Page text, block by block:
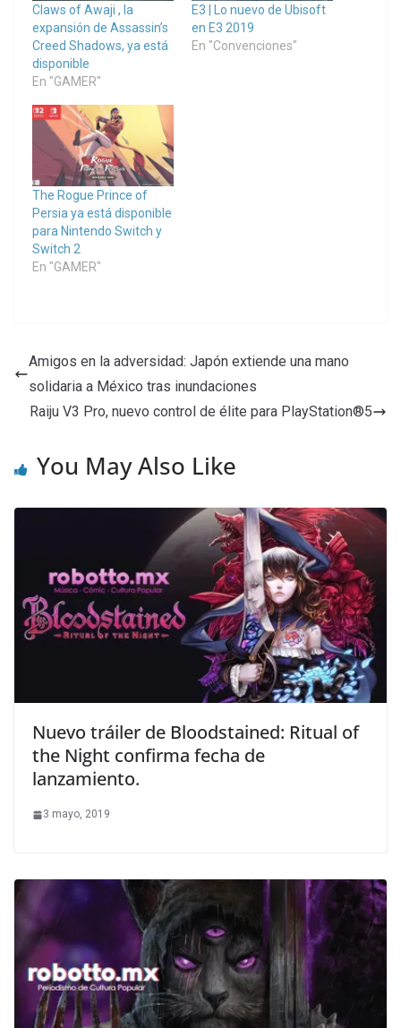
Claws of Awaji , la
expansión de Assassin’s
Creed Shadows, ya está
disponible
En "GAMER"
E3 | Lo nuevo de Ubisoft
en E3 2019
En "Convenciones"
The Rogue Prince of
Persia ya está disponible
para Nintendo Switch y
Switch 2
En "GAMER"
Amigos en la adversidad: Japón extiende una mano
solidaria a México tras inundaciones
Raiju V3 Pro, nuevo control de élite para PlayStation®5
You May Also Like
Nuevo tráiler de Bloodstained: Ritual of
the Night confirma fecha de
lanzamiento.
3 mayo, 2019